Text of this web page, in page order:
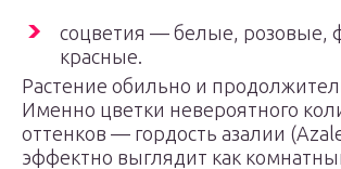
соцветия — белые, розовые,
красные.
Растение обильно и
Именно цветки невероятного
оттенков — гордость азалии
эффектно выглядит как